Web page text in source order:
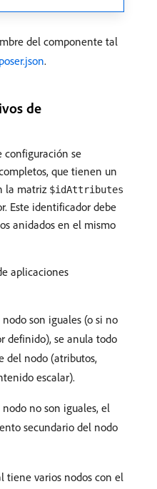
del componente tal
.
de
configuración se
que tienen un
la matriz $idAttributes
Este identificador debe
anidados en el mismo
aplicaciones
son iguales (o si no
definido), se anula todo
del nodo (atributos,
escalar).
no son iguales, el
secundario del nodo
tiene varios nodos con el